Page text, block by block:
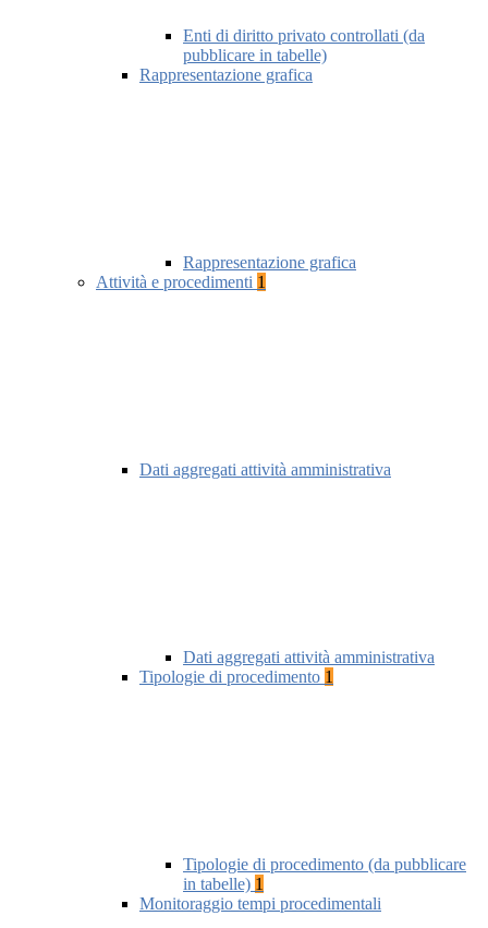
Enti di diritto privato controllati (da
pubblicare in tabelle)
Rappresentazione grafica
Rappresentazione grafica
Attività e procedimenti 1
Dati aggregati attività amministrativa
Dati aggregati attività amministrativa
Tipologie di procedimento 1
Tipologie di procedimento (da pubblicare
in tabelle) 1
Monitoraggio tempi procedimentali